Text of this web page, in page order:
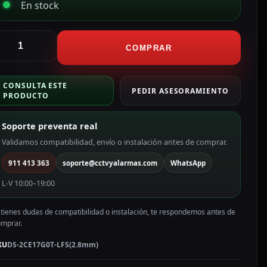
En stock
COMPRAR
CONSULTA ESTE
PRODUCTO
PEDIR ASESORAMIENTO
Soporte preventa real
Validamos compatibilidad, envío o instalación antes de comprar.
911 413 363 soporte@cctvyalarmas.com WhatsApp
L-V 10:00–19:00
dudas de compatibilidad o instalación, te respondemos antes de
DS-2CE17G0T-LFS(2.8mm)